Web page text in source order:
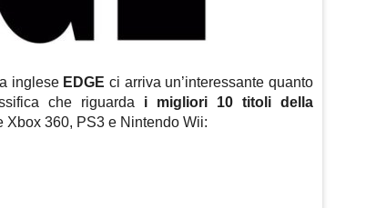
inglese EDGE ci arriva un’interessante quanto
che riguarda i migliori 10 titoli della
Xbox 360, PS3 e Nintendo Wii: